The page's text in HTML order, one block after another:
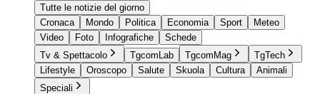
Tutte le notizie del giorno
Cronaca
Mondo Politica Economia Sport
Meteo
Video
Foto Infografiche
Schede
Tv & Spettacolo
TgcomLab TgcomMag
TgTech
Lifestyle
Oroscopo Salute Skuola Cultura
Animali
Speciali